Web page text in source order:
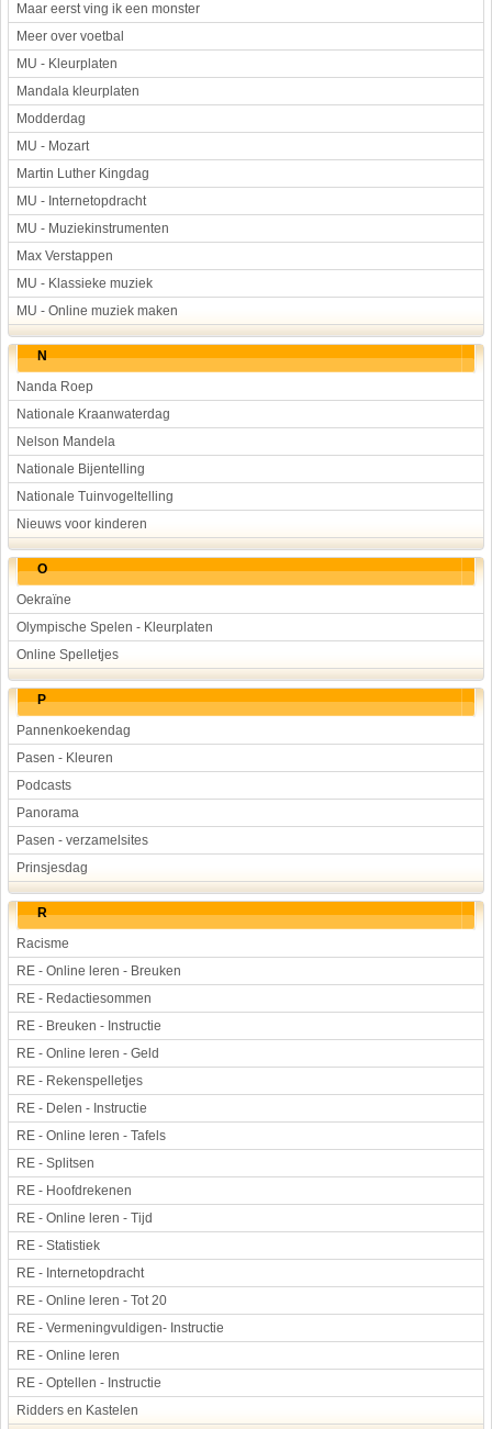
Maar eerst ving ik een monster
Meer over voetbal
MU - Kleurplaten
Mandala kleurplaten
Modderdag
MU - Mozart
Martin Luther Kingdag
MU - Internetopdracht
MU - Muziekinstrumenten
Max Verstappen
MU - Klassieke muziek
MU - Online muziek maken
N
Nanda Roep
Nationale Kraanwaterdag
Nelson Mandela
Nationale Bijentelling
Nationale Tuinvogeltelling
Nieuws voor kinderen
O
Oekraïne
Olympische Spelen - Kleurplaten
Online Spelletjes
P
Pannenkoekendag
Pasen - Kleuren
Podcasts
Panorama
Pasen - verzamelsites
Prinsjesdag
R
Racisme
RE - Online leren - Breuken
RE - Redactiesommen
RE - Breuken - Instructie
RE - Online leren - Geld
RE - Rekenspelletjes
RE - Delen - Instructie
RE - Online leren - Tafels
RE - Splitsen
RE - Hoofdrekenen
RE - Online leren - Tijd
RE - Statistiek
RE - Internetopdracht
RE - Online leren - Tot 20
RE - Vermeningvuldigen- Instructie
RE - Online leren
RE - Optellen - Instructie
Ridders en Kastelen